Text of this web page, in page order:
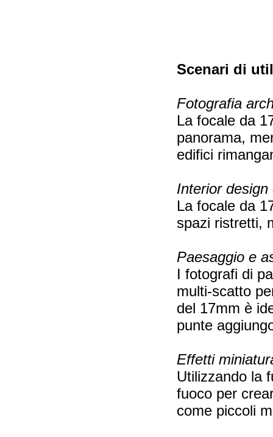
Scenari di
Fotografia
La focale da
panorama,
edifici
Interior design
La focale da
spazi ristretti,
Paesaggio e
I fotografi di
multi-scatto
del 17mm è
punte
Effetti
Utilizzando la
fuoco per
come piccoli